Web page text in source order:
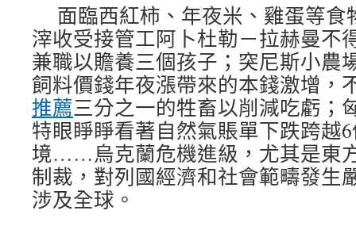
面臨西紅柿、年夜米、雞蛋等
滓收受接管工阿卜杜勒－拉赫曼不
兼職以贍養三個孩子；突尼斯小農
飼料價錢年夜漲帶來的本錢激增，
推薦三分之一的牲畜以削減吃虧；
特眼睜睜看著自然氣賬單下跌跨越
境……烏克蘭危機進級，尤其是東
制裁，對列國經濟和社會範疇發生
涉及全球。